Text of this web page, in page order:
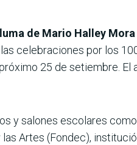
de Mario Halley
celebraciones por los
25 de setiembre. El
y salones escolares
Artes (Fondec),